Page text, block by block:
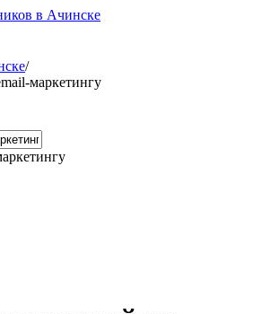
в Ачинске
/
маркетингу